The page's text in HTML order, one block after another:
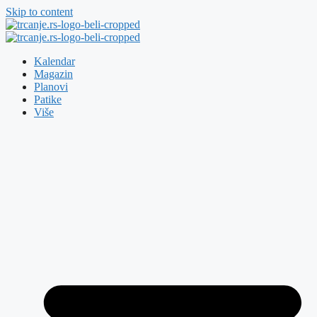
Skip to content
Kalendar
Magazin
Planovi
Patike
Više